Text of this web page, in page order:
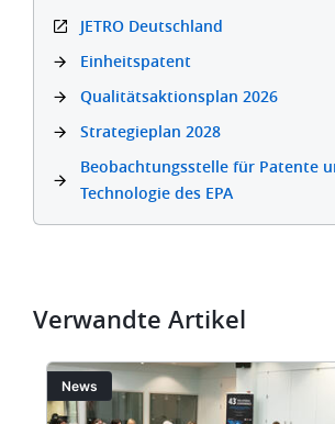
JETRO Deutschland
Einheitspatent
Qualitätsaktionsplan 2026
Strategieplan 2028
Beobachtungsstelle für Patente
Technologie des EPA
Verwandte Artikel
BildNews